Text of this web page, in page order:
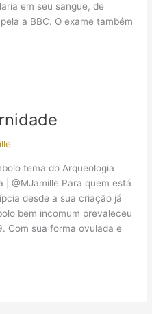
em seu sangue, de
a BBC. O exame também
tema do Arqueologia
| @MJamille Para quem está
desde a sua criação já
bem incomum prevaleceu
Com sua forma ovulada e